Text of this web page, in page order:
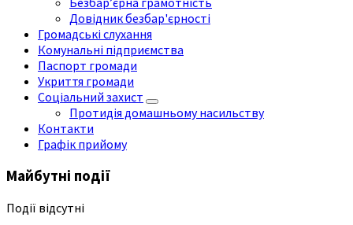
Довідник безбар'єрності
Громадські слухання
Комунальні підприємства
Паспорт громади
Укриття громади
Соціальний захист
Протидія домашньому насильству
Контакти
Графік прийому
Майбутні події
Події відсутні